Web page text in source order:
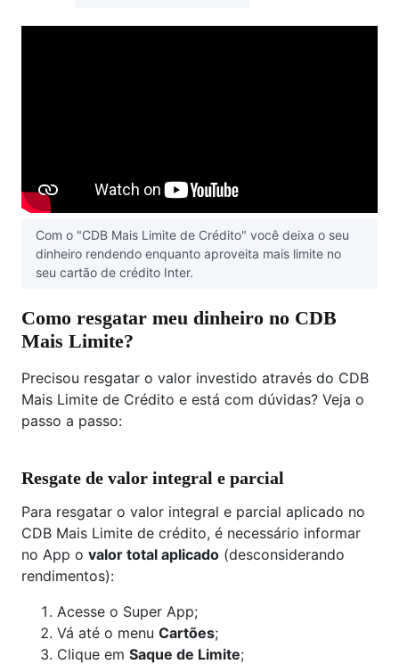
Com o "CDB Mais Limite de Crédito" você deixa o seu
dinheiro rendendo enquanto aproveita mais limite no
seu cartão de crédito Inter.
Como resgatar meu dinheiro no CDB
Mais Limite?
Precisou resgatar o valor investido através do CDB
Mais Limite de Crédito e está com dúvidas? Veja o
passo a passo:
Resgate de valor integral e parcial
Para resgatar o valor integral e parcial aplicado no
CDB Mais Limite de crédito, é necessário informar
no App o valor total aplicado (desconsiderando
rendimentos):
Acesse o Super App;
Vá até o menu Cartões;
Clique em Saque de Limite;